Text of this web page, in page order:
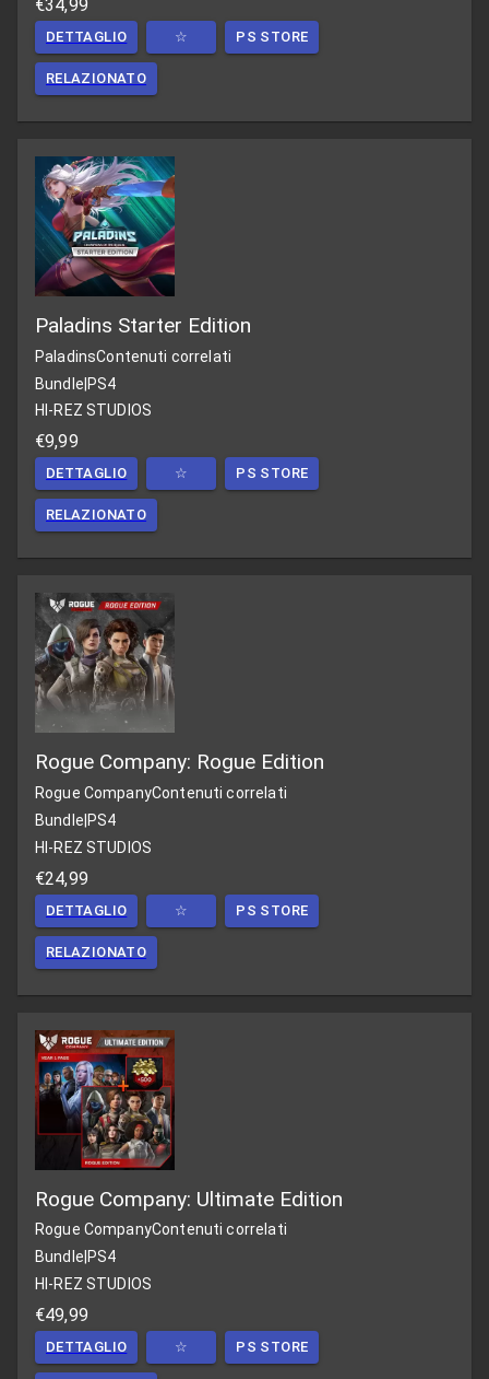
€34,99
DETTAGLIO ☆ PS STORE
RELAZIONATO
Paladins Starter Edition
PaladinsContenuti correlati
Bundle|PS4
HI-REZ STUDIOS
€9,99
DETTAGLIO ☆ PS STORE
RELAZIONATO
Rogue Company: Rogue Edition
Rogue CompanyContenuti correlati
Bundle PS4
HI-REZ STUDIOS
€24,99
DETTAGLIO ☆ PS STORE
RELAZIONATO
Rogue Company: Ultimate Edition
Rogue CompanyContenuti correlati
Bundle PS4
HI-REZ STUDIOS
€49,99
DETTAGLIO ☆ PS STORE